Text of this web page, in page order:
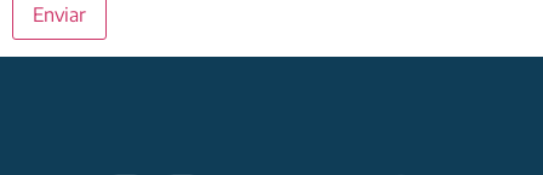
Enviar